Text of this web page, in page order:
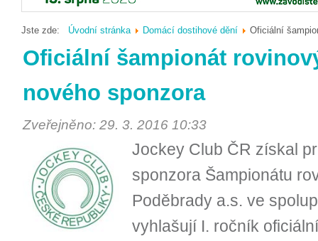
Jste zde: Úvodní stránka Domácí dostihové dění Oficiální
Oficiální šampionát
nového sponzora
Zveřejněno: 29. 3. 2016 10:33
Jockey Club ČR získal
sponzora Šampionátu
Poděbrady a.s. ve
vyhlašují I. ročník